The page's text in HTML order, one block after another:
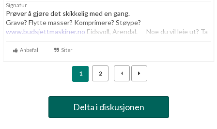
Signatur
Prøver å gjøre det skikkelig med en gang.
Grave? Flytte masser? Komprimere? Støype?
www.budsjettmaskiner.no Eidsvoll, Arendal. Noe du vil leie ut? Ta
Anbefal Siter
1 2
Delta i diskusjonen